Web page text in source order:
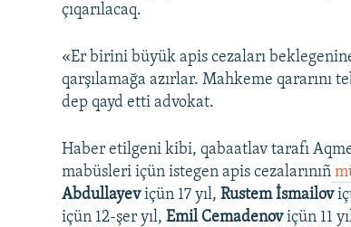
çıqarılacaq.
«Er birini büyük apis cezaları
qarşılamağa azırlar. Mahkeme qararını
dep qayd etti advokat.
Haber etilgeni kibi, qabaatlav tarafı
mabüsleri içün istegen apis cezalarınıñ
Abdullayeviçün 17 yıl,Rustem İsmailov
içün 12-şer yıl,Emil Cemadenoviçün 11